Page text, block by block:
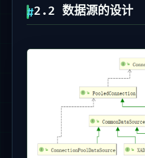
2.2 数据源的设计